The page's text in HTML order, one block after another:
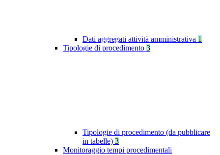
Dati aggregati attività amministrativa 1
Tipologie di procedimento 3
Tipologie di procedimento (da pubblicare
in tabelle) 3
Monitoraggio tempi procedimentali